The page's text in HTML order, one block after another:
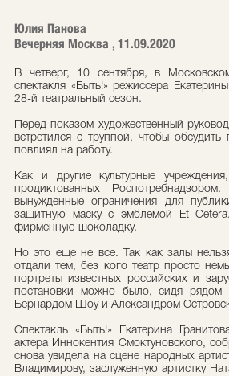
Юлия Панова
Вечерняя Москва , 11.09.2020
В четверг, 10 сентября, в
спектакля «Быть!» режиссера
28-й театральный сезон.
Перед показом художественный
встретился с труппой, чтобы
повлиял на работу.
Как и другие культурные
продиктованных
вынужденные ограничения для
защитную маску с эмблемой Et
фирменную шоколадку.
Но это еще не все. Так как залы
отдали тем, без кого театр просто
портреты известных российских и
постановки можно было, сидя рядом
Бернардом Шоу и Александром
Спектакль «Быть!» Екатерина
актера Иннокентия Смоктуновского,
снова увидела на сцене народных
Владимирову, заслуженную артистку